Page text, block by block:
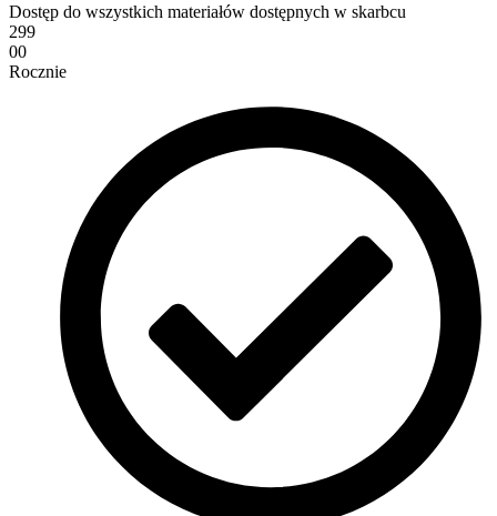
Dostęp do wszystkich materiałów dostępnych w skarbcu
299
00
Rocznie